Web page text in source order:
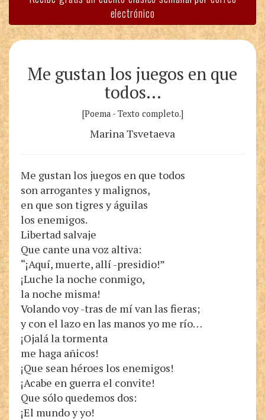
electrónico
Me gustan los juegos en que
todos…
[Poema - Texto completo.]
Marina Tsvetaeva
Me gustan los juegos en que todos
son arrogantes y malignos,
en que son tigres y águilas
los enemigos.
Libertad salvaje
Que cante una voz altiva:
“¡Aquí, muerte, allí -presidio!”
¡Luche la noche conmigo,
la noche misma!
Volando voy -tras de mí van las fieras;
y con el lazo en las manos yo me río…
¡Ojalá la tormenta
me haga añicos!
¡Que sean héroes los enemigos!
¡Acabe en guerra el convite!
Que sólo quedemos dos:
¡El mundo y yo!